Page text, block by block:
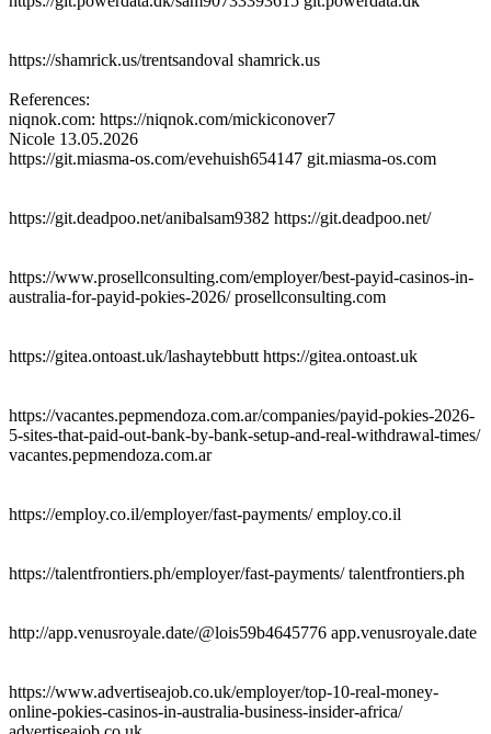
https://shamrick.us/trentsandoval shamrick.us
References:
niqnok.com: https://niqnok.com/mickiconover7
Nicole 13.05.2026
https://git.miasma-os.com/evehuish654147 git.miasma-os.com
https://git.deadpoo.net/anibalsam9382 https://git.deadpoo.net/
https://www.prosellconsulting.com/employer/best-payid-casinos-in-
australia-for-payid-pokies-2026/ prosellconsulting.com
https://gitea.ontoast.uk/lashaytebbutt https://gitea.ontoast.uk
https://vacantes.pepmendoza.com.ar/companies/payid-pokies-2026-
5-sites-that-paid-out-bank-by-bank-setup-and-real-withdrawal-times/
vacantes.pepmendoza.com.ar
https://employ.co.il/employer/fast-payments/ employ.co.il
https://talentfrontiers.ph/employer/fast-payments/ talentfrontiers.ph
http://app.venusroyale.date/@lois59b4645776 app.venusroyale.date
https://www.advertiseajob.co.uk/employer/top-10-real-money-
online-pokies-casinos-in-australia-business-insider-africa/